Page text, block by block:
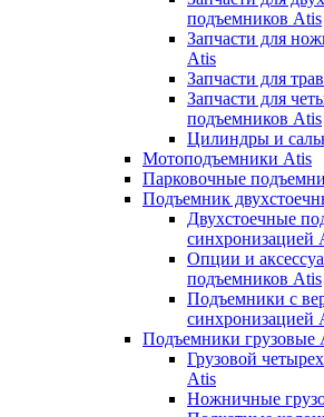
подъемников Atis
Запчасти для
Atis
Запчасти для
Запчасти для
подъемников Atis
Цилиндры и
Мотоподъемники Atis
Парковочные
Подъемник
Двухстоечные
синхронизацией
Опции и
подъемников Atis
Подъемники с
синхронизацией
Подъемники грузовые
Грузовой
Atis
Ножничные